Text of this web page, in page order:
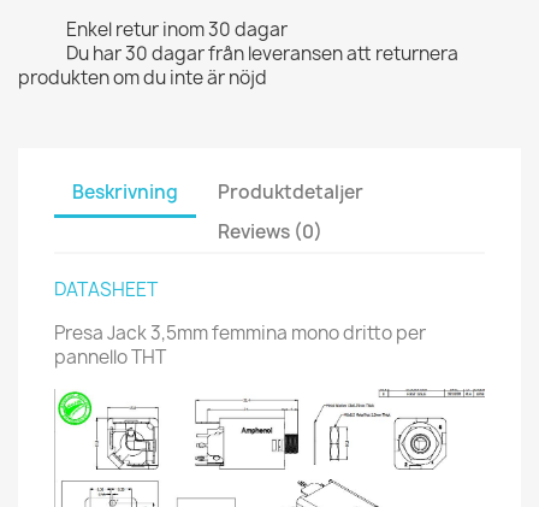
Enkel retur inom 30 dagar
Du har 30 dagar från leveransen att returnera
produkten om du inte är nöjd
Beskrivning
Produktdetaljer
Reviews (0)
DATASHEET
Presa Jack 3,5mm femmina mono dritto per
pannello THT